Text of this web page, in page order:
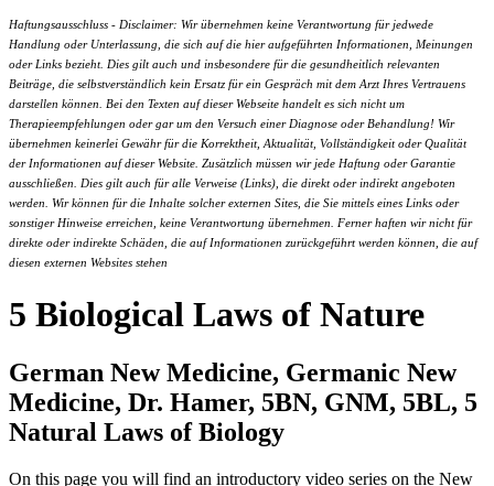
Haftungsausschluss - Disclaimer: Wir übernehmen keine Verantwortung für jedwede
Handlung oder Unterlassung, die sich auf die hier aufgeführten Informationen, Meinungen
oder Links bezieht. Dies gilt auch und insbesondere für die gesundheitlich relevanten
Beiträge, die selbstverständlich kein Ersatz für ein Gespräch mit dem Arzt Ihres Vertrauens
darstellen können. Bei den Texten auf dieser Webseite handelt es sich nicht um
Therapieempfehlungen oder gar um den Versuch einer Diagnose oder Behandlung! Wir
übernehmen keinerlei Gewähr für die Korrektheit, Aktualität, Vollständigkeit oder Qualität
der Informationen auf dieser Website. Zusätzlich müssen wir jede Haftung oder Garantie
ausschließen. Dies gilt auch für alle Verweise (Links), die direkt oder indirekt angeboten
werden. Wir können für die Inhalte solcher externen Sites, die Sie mittels eines Links oder
sonstiger Hinweise erreichen, keine Verantwortung übernehmen. Ferner haften wir nicht für
direkte oder indirekte Schäden, die auf Informationen zurückgeführt werden können, die auf
diesen externen Websites stehen
5 Biological Laws of Nature
German New Medicine, Germanic New
Medicine, Dr. Hamer, 5BN, GNM, 5BL, 5
Natural Laws of Biology
On this page you will find an introductory video series on the New